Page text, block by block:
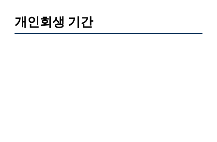
개인회생 기간